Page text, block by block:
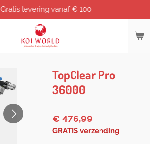
Gratis levering vanaf € 100
TopClear Pro
36000
€ 476,99
GRATIS verzending